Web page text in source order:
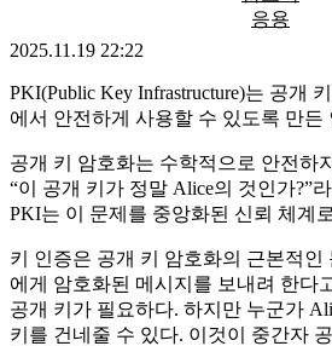
응용
2025.11.19 22:22
PKI(Public Key Infrastructure)는 공개
에서 안전하게 사용할 수 있도록 만든
공개 키 암호화는 수학적으로 안전하
“이 공개 키가 정말 Alice의 것인가?”
PKI는 이 문제를 중앙화된 신뢰 체계
키 인증은 공개 키 암호화의 근본적인
에게 암호화된 메시지를 보내려 한다
공개 키가 필요하다. 하지만 누군가
키를 건네줄 수 있다. 이것이 중간자